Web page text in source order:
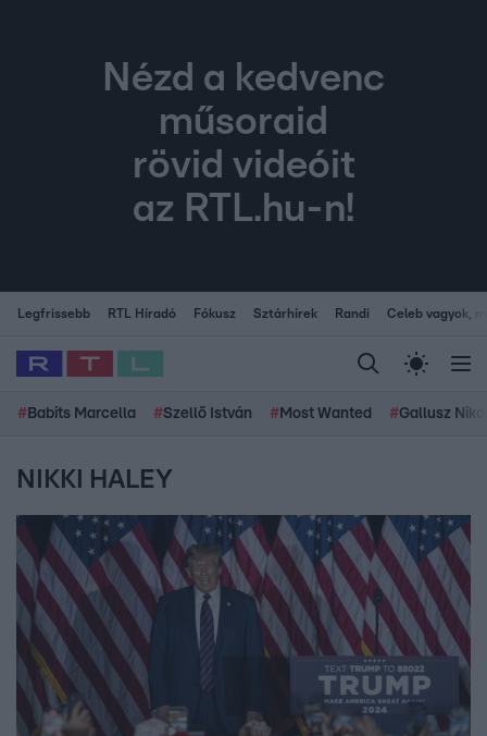
Nézd a kedvenc
műsoraid
rövid videóit
az RTL.hu-n!
Legfrissebb RTL Híradó Fókusz Sztárhírek Randi Celeb vagyok,
# Babits Marcella #Szellő István # Most Wanted #Gallusz
NIKKI HALEY